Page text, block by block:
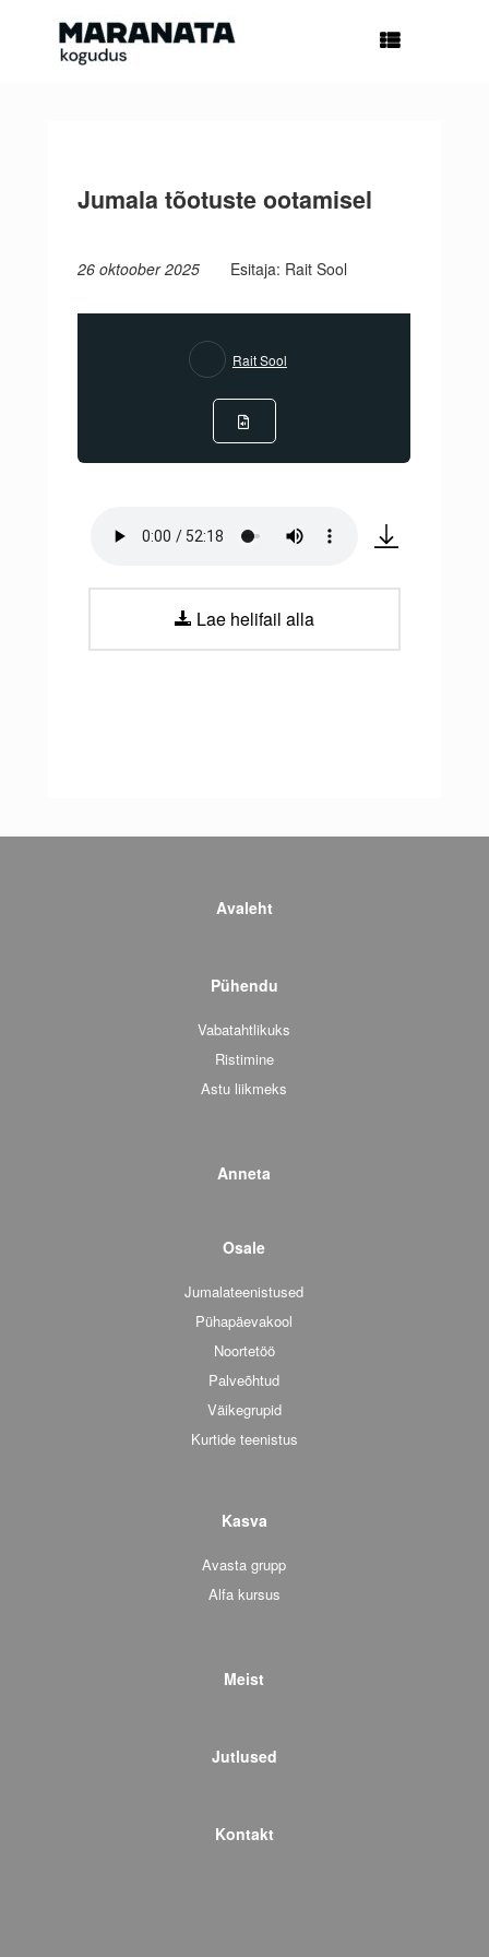
Jumala tõotuste ootamisel
26 oktoober 2025 Esitaja: Rait Sool
Rait Sool
Lae helifail alla
Avaleht
Pühendu
Vabatahtlikuks
Ristimine
Astu liikmeks
Anneta
Osale
Jumalateenistused
Pühapäevakool
Noortetöö
Palveõhtud
Väikegrupid
Kurtide teenistus
Kasva
Avasta grupp
Alfa kursus
Meist
Jutlused
Kontakt